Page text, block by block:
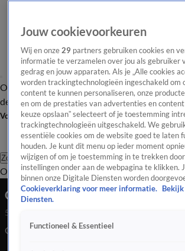
OverzichtAfleveringen Entertainment TV
de redactieNieuwsbrief
Volg Shownieuws
Zoeken
OverzichtEntertainmentSpraakmakend
GEFELICITEERD! Bart Ettekoven
5 mrt 2022, 22:52
GEFELICITEERD! Bart Ettekoven 50 jaar
Jouw cookievoorkeuren
Wij en onze 29 partners gebruiken cookies en
informatie te verzamelen over jou als gebruiker
gedrag en jouw apparaten. Als je „Alle cookies
worden trackingtechnologieën ingeschakeld om
content te kunnen personaliseren, onze
en om de prestaties van advertenties en
keuze opslaan” selecteert of je toestemming
trackingtechnologieën uitgeschakeld. We
essentiële cookies om de website goed te laten
houden. Je kunt dit menu op ieder moment
wijzigen of om je toestemming in te trekken
instellingen onder aan de webpagina te klikken.
binnen onze Digitale Diensten worden
Cookieverklaring voor meer informatie.
Diensten.
Functioneel & Essentieel